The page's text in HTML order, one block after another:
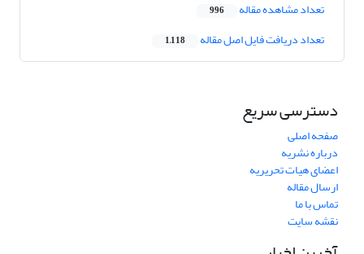
تعداد مشاهده مقاله 996
تعداد دریافت فایل اصل مقاله 1,118
دسترسی سریع
صفحه اصلی
درباره نشریه
اعضای هیات تحریریه
ارسال مقاله
تماس با ما
نقشه سایت